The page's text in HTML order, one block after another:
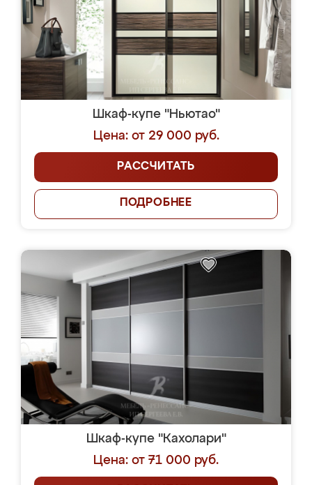
Шкаф-купе "Ньютао"
Цена: от 29 000 руб.
РАССЧИТАТЬ
ПОДРОБНЕЕ
Шкаф-купе "Кахолари"
Цена: от 71 000 руб.